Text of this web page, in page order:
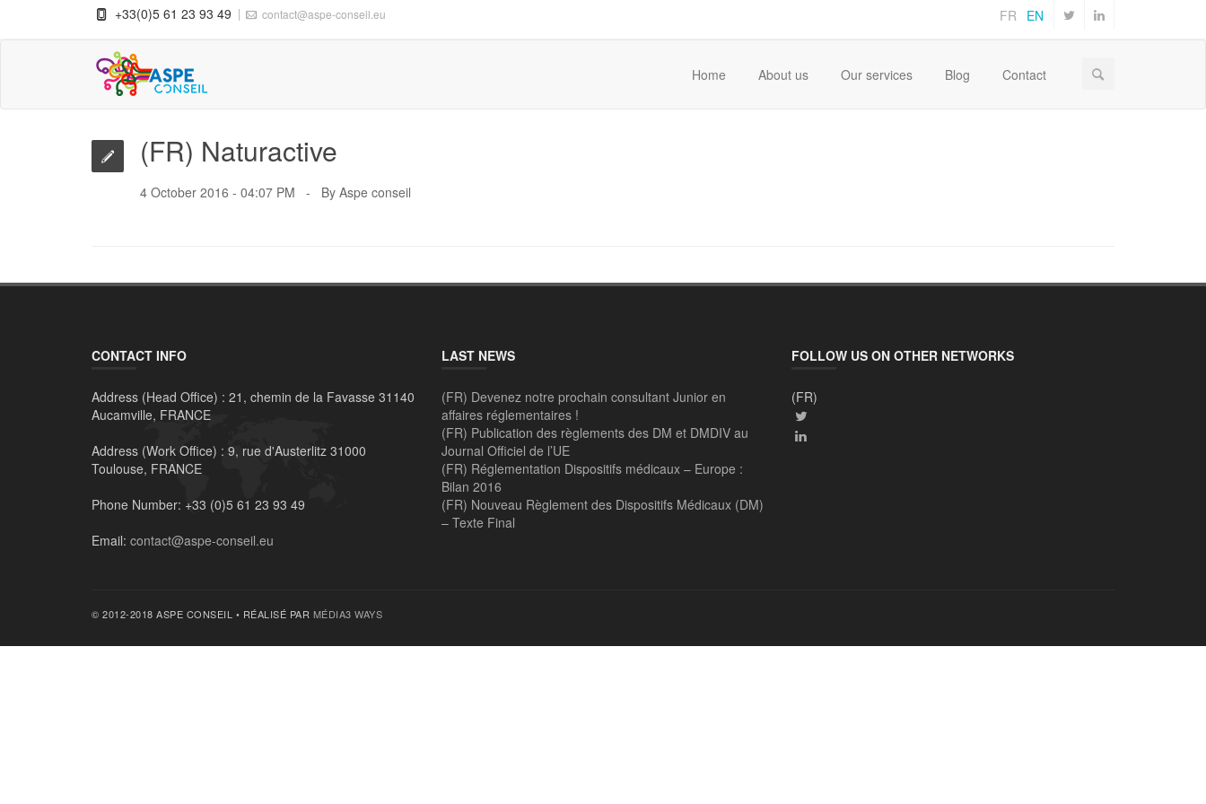
+33(0)5 61 23 93 49 contact@aspe-conseil.eu FR EN
Home About us Our services Blog Contact
(FR) Naturactive
4 October 2016 - 04:07 PM By Aspe conseil
CONTACT INFO
Address (Head Office) : 21, chemin de la Favasse 31140
Aucamville, FRANCE
Address (Work Office) : 9, rue d'Austerlitz 31000
Toulouse, FRANCE
Phone Number: +33 (0)5 61 23 93 49
Email: contact@aspe-conseil.eu
LAST NEWS
(FR) Devenez notre prochain consultant Junior en
affaires réglementaires !
(FR) Publication des règlements des DM et DMDIV au
Journal Officiel de l’UE
(FR) Réglementation Dispositifs médicaux – Europe :
Bilan 2016
(FR) Nouveau Règlement des Dispositifs Médicaux (DM)
– Texte Final
FOLLOW US ON OTHER NETWORKS
(FR)
© 2012-2018 ASPE CONSEIL • RÉALISÉ PAR MÉDIA3 WAYS